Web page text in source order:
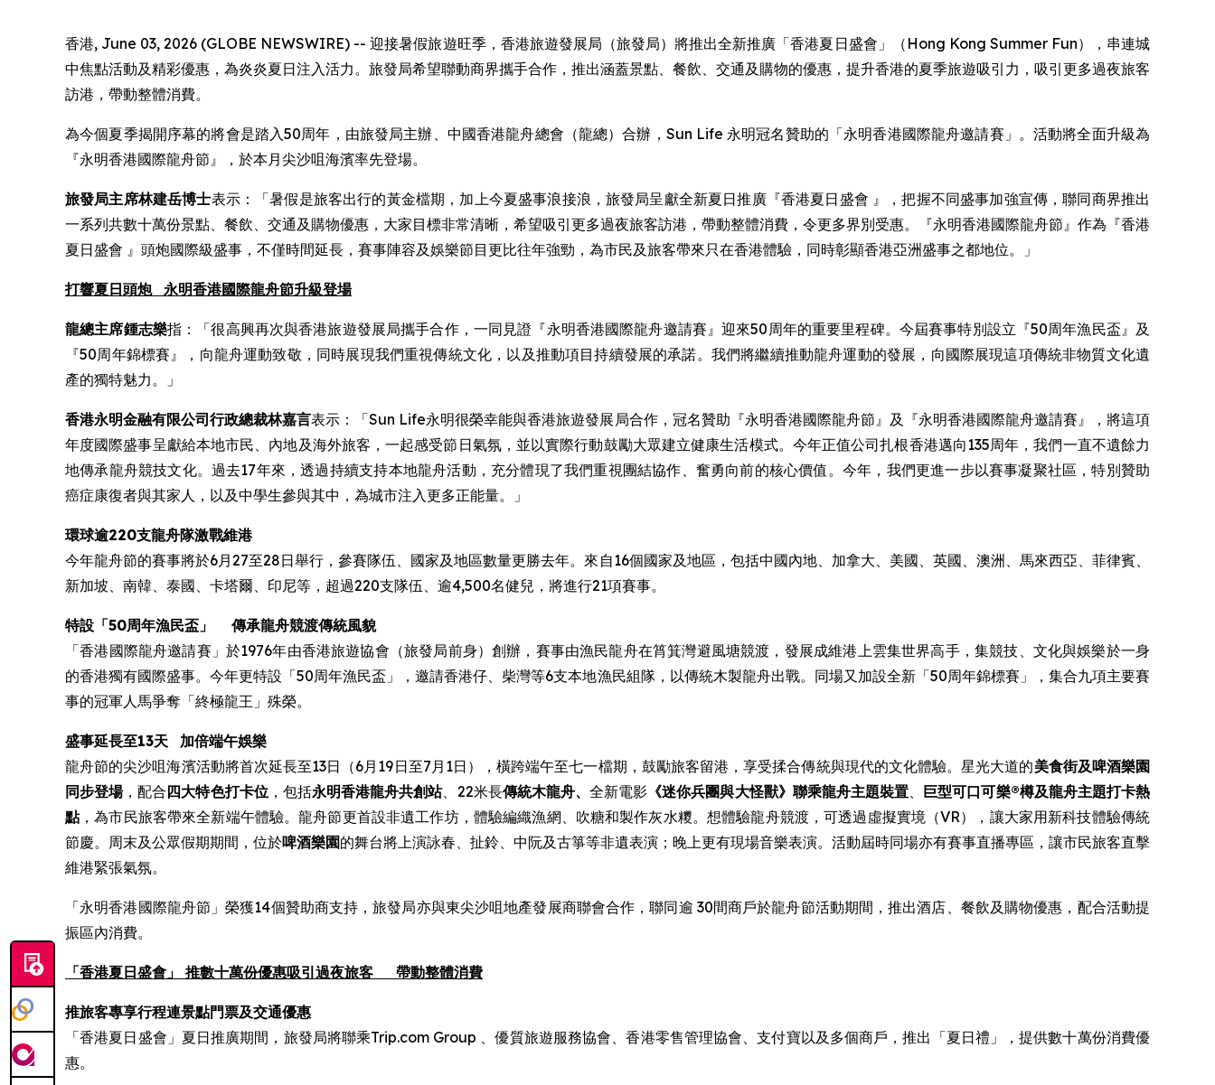
香港, June 03, 2026 (GLOBE NEWSWIRE) -- 迎接暑假旅遊旺季，香港旅遊發展局（旅發局）將推出全新推廣「香港夏日盛會」（Hong Kong Summer Fun），串連城
中焦點活動及精彩優惠，為炎炎夏日注入活力。旅發局希望聯動商界攜手合作，推出涵蓋景點、餐飲、交通及購物的優惠，提升香港的夏季旅遊吸引力，吸引更多過夜旅客
訪港，帶動整體消費。
為今個夏季揭開序幕的將會是踏入50周年，由旅發局主辦、中國香港龍舟總會（龍總）合辦，Sun Life 永明冠名贊助的「永明香港國際龍舟邀請賽」。活動將全面升級為
『永明香港國際龍舟節』，於本月尖沙咀海濱率先登場。
旅發局主席林建岳博士表示：「暑假是旅客出行的黃金檔期，加上今夏盛事浪接浪，旅發局呈獻全新夏日推廣『香港夏日盛會 』，把握不同盛事加強宣傳，聯同商界推出
一系列共數十萬份景點、餐飲、交通及購物優惠，大家目標非常清晰，希望吸引更多過夜旅客訪港，帶動整體消費，令更多界別受惠。『永明香港國際龍舟節』作為『香港
夏日盛會 』頭炮國際級盛事，不僅時間延長，賽事陣容及娛樂節目更比往年強勁，為市民及旅客帶來只在香港體驗，同時彰顯香港亞洲盛事之都地位。」
打響夏日頭炮 永明香港國際龍舟節升級登場
龍總主席鍾志樂指：「很高興再次與香港旅遊發展局攜手合作，一同見證『永明香港國際龍舟邀請賽』迎來50周年的重要里程碑。今屆賽事特別設立『50周年漁民盃』及
『50周年錦標賽』，向龍舟運動致敬，同時展現我們重視傳統文化，以及推動項目持續發展的承諾。我們將繼續推動龍舟運動的發展，向國際展現這項傳統非物質文化遺
產的獨特魅力。」
香港永明金融有限公司行政總裁林嘉言表示：「Sun Life永明很榮幸能與香港旅遊發展局合作，冠名贊助『永明香港國際龍舟節』及『永明香港國際龍舟邀請賽』，將這項
年度國際盛事呈獻給本地市民、內地及海外旅客，一起感受節日氣氛，並以實際行動鼓勵大眾建立健康生活模式。今年正值公司扎根香港邁向135周年，我們一直不遺餘力
地傳承龍舟競技文化。過去17年來，透過持續支持本地龍舟活動，充分體現了我們重視團結協作、奮勇向前的核心價值。今年，我們更進一步以賽事凝聚社區，特別贊助
癌症康復者與其家人，以及中學生參與其中，為城市注入更多正能量。」
環球逾220支龍舟隊激戰維港
今年龍舟節的賽事將於6月27至28日舉行，參賽隊伍、國家及地區數量更勝去年。來自16個國家及地區，包括中國內地、加拿大、美國、英國、澳洲、馬來西亞、菲律賓、
新加坡、南韓、泰國、卡塔爾、印尼等，超過220支隊伍、逾4,500名健兒，將進行21項賽事。
特設 「50周年漁民盃」
傳承龍舟競渡傳統風貌
「香港國際龍舟邀請賽」於1976年由香港旅遊協會（旅發局前身）創辦，賽事由漁民龍舟在筲箕灣避風塘競渡，發展成維港上雲集世界高手，集競技、文化與娛樂於一身
的香港獨有國際盛事。今年更特設「50周年漁民盃」，邀請香港仔、柴灣等6支本地漁民組隊，以傳統木製龍舟出戰。同場又加設全新「50周年錦標賽」，集合九項主要賽
事的冠軍人馬爭奪「終極龍王」殊榮。
盛事延長至13天
加倍端午娛樂
龍舟節的尖沙咀海濱活動將首次延長至13日（6月19日至7月1日），橫跨端午至七一檔期，鼓勵旅客留港，享受揉合傳統與現代的文化體驗。星光大道的美食街及啤酒樂園
同步登場，配合四大特色打卡位，包括永明香港龍舟共創站、22米長傳統木龍舟、 全新電影 《迷你兵團與大怪獸》聯乘龍舟主題裝置
巨型可口可樂®樽及龍舟主題打卡熱
點，為市民旅客帶來全新端午體驗。龍舟節更首設非遺工作坊，體驗編織漁網、吹糖和製作灰水糭。想體驗龍舟競渡，可透過虛擬實境（VR），讓大家用新科技體驗傳統
節慶。周末及公眾假期期間，位於啤酒樂園的舞台將上演詠春、扯鈴、中阮及古箏等非遺表演；晚上更有現場音樂表演。活動屆時同場亦有賽事直播專區，讓市民旅客直擊
維港緊張氣氛。
「永明香港國際龍舟節」榮獲14個贊助商支持，旅發局亦與東尖沙咀地產發展商聯會合作，聯同逾 30間商戶於龍舟節活動期間，推出酒店、餐飲及購物優惠，配合活動提
振區內消費。
「香港夏日盛會」 推數十萬份優惠吸引過夜旅客 帶動整體消費
推旅客專享行程連景點門票及交通優惠
「香港夏日盛會」夏日推廣期間，旅發局將聯乘Trip.com Group 、優質旅遊服務協會、香港零售管理協會、支付寶以及多個商戶，推出「夏日禮」，提供數十萬份消費優
惠。